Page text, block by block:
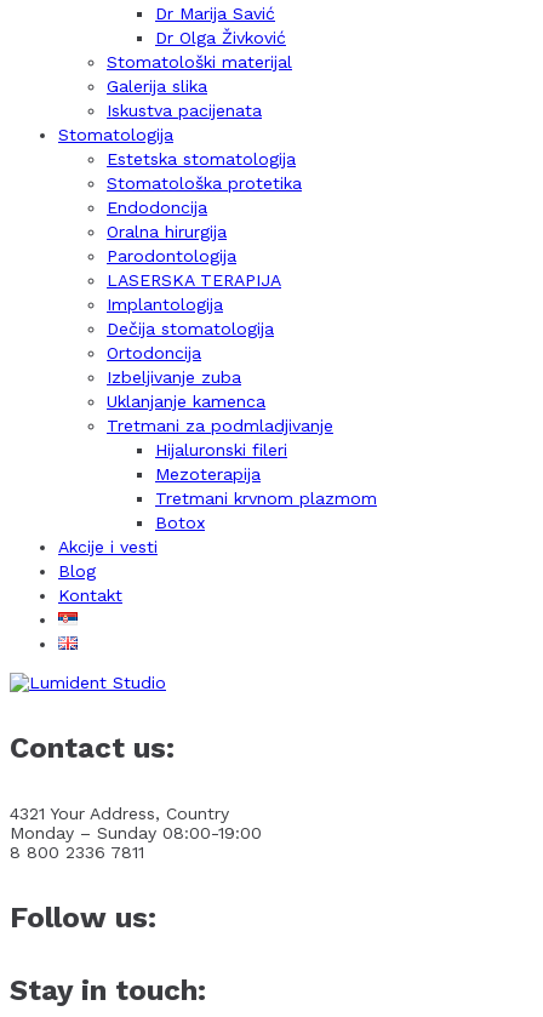
Dr Marija Savić
Dr Olga Živković
Stomatološki materijal
Galerija slika
Iskustva pacijenata
Stomatologija
Estetska stomatologija
Stomatološka protetika
Endodoncija
Oralna hirurgija
Parodontologija
LASERSKA TERAPIJA
Implantologija
Dečija stomatologija
Ortodoncija
Izbeljivanje zuba
Uklanjanje kamenca
Tretmani za podmladjivanje
Hijaluronski fileri
Mezoterapija
Tretmani krvnom plazmom
Botox
Akcije i vesti
Blog
Kontakt
Contact us:
4321 Your Address, Country
Monday – Sunday 08:00-19:00
8 800 2336 7811
Follow us:
Stay in touch: